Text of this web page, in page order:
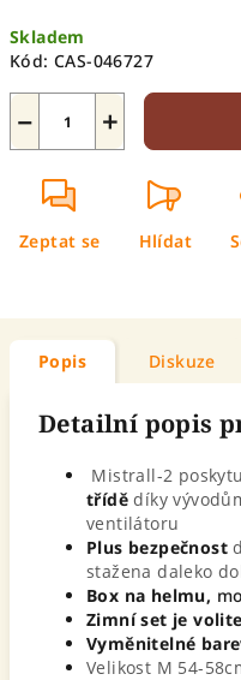
cena:
Skladem
Kód: CAS-046727
+
−
Zeptat se Hlídat
Popis Diskuze
Detailní popis
Mistrall-2
třídědíky
ventilátoru
Plus bezpečnost
stažena daleko
Box na helmu,
Zimní set je
Vyměnitelné
Velikost M 54-